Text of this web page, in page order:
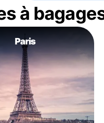
à
Paris